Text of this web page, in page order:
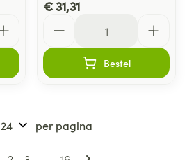
€ 31,31
Bestel
Pagina's
per pagina